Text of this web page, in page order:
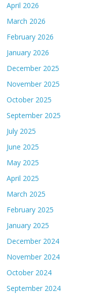
April 2026
March 2026
February 2026
January 2026
December 2025
November 2025
October 2025
September 2025
July 2025
June 2025
May 2025
April 2025
March 2025
February 2025
January 2025
December 2024
November 2024
October 2024
September 2024